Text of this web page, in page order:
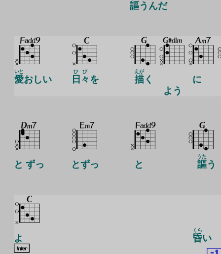
謳うんだ
愛
いと
おしい 日々
ひび
を 描
えが
く
よう
に
と ずっ とずっ と 謳
うた
う
よ 昏
くら
い